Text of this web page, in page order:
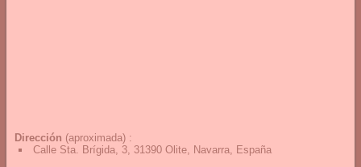
Dirección (aproximada) :
Calle Sta. Brígida, 3, 31390 Olite, Navarra, España